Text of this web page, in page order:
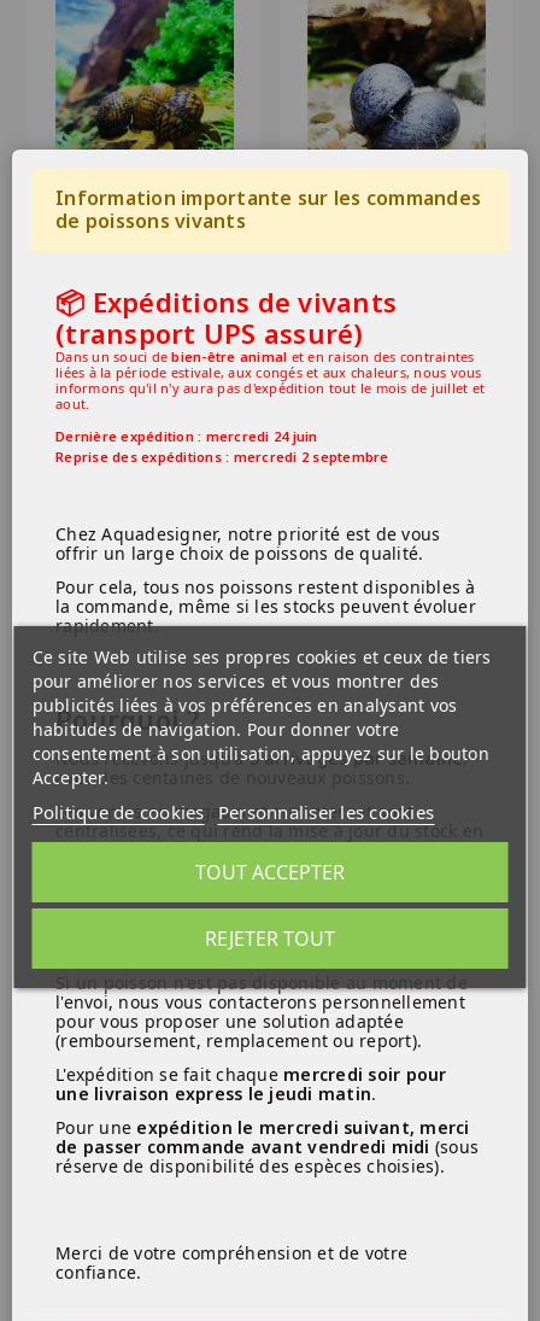
vittina Neritina waigiensis
tiger mosaic
5,99 €
En Stock
pulligera black purple
En Stock
Cambarellus diminutus
écrevisse naine
9,99 €
En Stock
Cambarellus texanus
écrevisse naine
6,99 €
Rupture de stock
Cambarellus
patzcuarensis var. blue
8,99 €
Dernier article
Geosesarma BICOLOR
crabe vampire mâle
12,99 €
En Stock
Information importante sur les commandes
de poissons vivants
📦 Expéditions de vivants
(transport UPS assuré)
Dans un souci debien-être animal et en raison des contraintes
liées à la période estivale, aux congés et aux chaleurs, nous vous
informons qu'il n'y aura pas d'expédition tout le mois de juillet et
aout.
Dernière expédition : mercredi 24 juin
Reprise des expéditions : mercredi 2 septembre
Chez Aquadesigner, notre priorité est de vous
offrir un large choix de poissons de qualité.
Pour cela, tous nos poissons restent disponibles à
la commande, même si les stocks peuvent évoluer
rapidement.
Pourquoi ?
Nous recevons jusqu'à3 arrivages par semaine,
avec des centaines de nouveaux poissons.
Les ventes en magasin et sur internet sont
centralisées, ce qui rend la mise à jour du stock en
temps réel difficile.
Ce que vous devez savoir :
Si un poisson n'est pas disponible au moment de
l'envoi, nous vous contacterons personnellement
pour vous proposer une solution adaptée
(remboursement, remplacement ou report).
L'expédition se fait chaque mercredi soir pour
une livraison express le jeudi matin.
Pour une expédition le mercredi suivant, merci
de passer commande avant vendredi midi (sous
réserve de disponibilité des espèces choisies).
Merci de votre compréhension et de votre
confiance.
Ce site Web utilise ses propres cookies et ceux de tiers
pour améliorer nos services et vous montrer des
publicités liées à vos préférences en analysant vos
habitudes de navigation. Pour donner votre
consentement à son utilisation, appuyez sur le bouton
Accepter.
Politique de cookies Personnaliser les cookies
REJETER TOUT
TOUT ACCEPTER